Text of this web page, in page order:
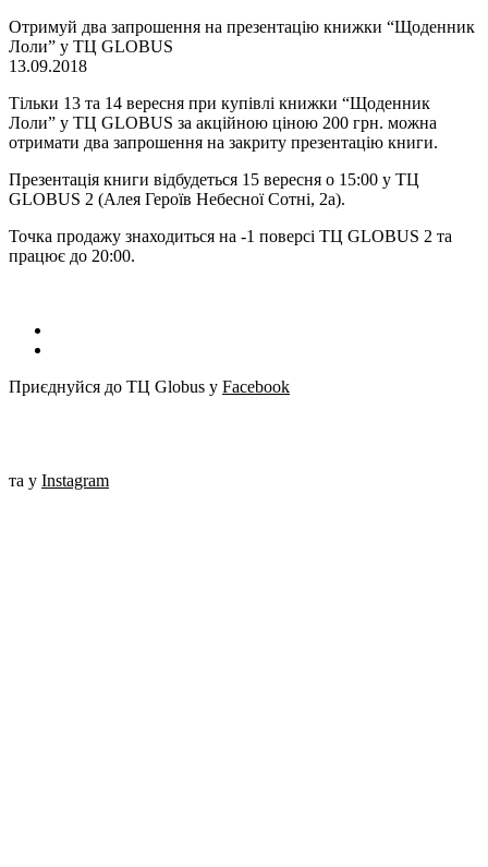
Отримуй два запрошення на презентацію книжки “Щоденник
Лоли” у ТЦ GLOBUS
13.09.2018
Тільки 13 та 14 вересня при купівлі книжки “Щоденник
Лоли” у ТЦ GLOBUS за акційною ціною 200 грн. можна
отримати два запрошення на закриту презентацію книги.
Презентація книги відбудеться 15 вересня о 15:00 у ТЦ
GLOBUS 2 (Алея Героїв Небесної Сотні, 2а).
Точка продажу знаходиться на -1 поверсі ТЦ GLOBUS 2 та
працює до 20:00.
Приєднуйся до ТЦ Globus у Facebook
та у Instagram